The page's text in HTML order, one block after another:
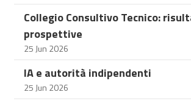
Collegio Consultivo Tecnico:
prospettive
25 Jun 2026
IA e autorità indipendenti
25 Jun 2026